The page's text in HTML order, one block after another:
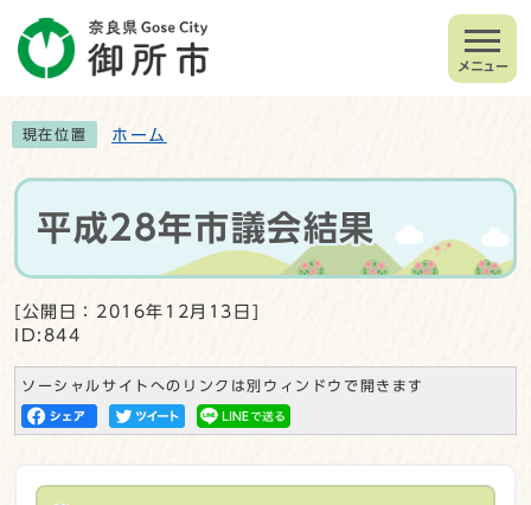
メニュー
現在位置 ホーム
平成28年市議会結果
[公開日：2016年12月13日]
ID:844
ソーシャルサイトへのリンクは別ウィンドウで開きます